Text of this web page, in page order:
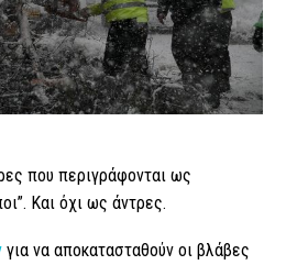
που περιγράφονται ως
Και όχι ως άντρες.
για να αποκατασταθούν οι βλάβες